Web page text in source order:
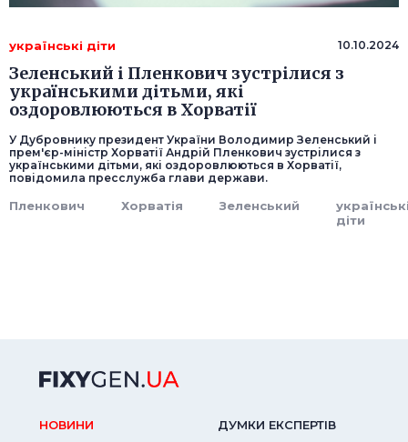
українські діти 10.10.2024
Зеленський і Пленкович зустрілися з
українськими дітьми, які
оздоровлюються в Хорватії
У Дубровнику президент України Володимир Зеленський і
прем'єр-міністр Хорватії Андрій Пленкович зустрілися з
українськими дітьми, які оздоровлюються в Хорватії,
повідомила пресслужба глави держави.
Пленкович Хорватія Зеленський
діти
НОВИНИ ДУМКИ ЕКСПЕРТIВ